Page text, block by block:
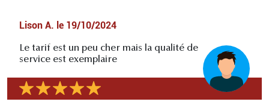
Lison A. le 19/10/2024
Le tarif est un peu cher mais la qualité de
service est exemplaire